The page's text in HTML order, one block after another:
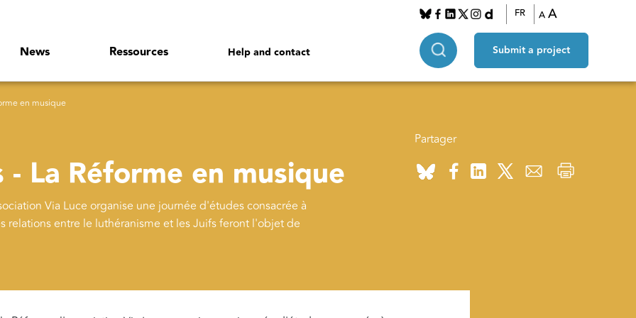
News Ressources Help and contact
FR A A
Submit a project
en musique
La Réforme en musique
Via Luce organise une journée d'études consacrée à
relations entre le luthéranisme et les Juifs feront l'objet de
Partager